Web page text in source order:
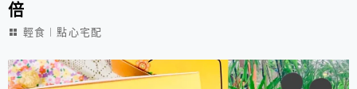
倍
輕食︱點心宅配